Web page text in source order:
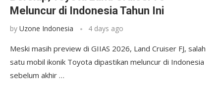
Meluncur di Indonesia Tahun Ini
by Uzone Indonesia 4 days ago
Meski masih preview di GIIAS 2026, Land Cruiser FJ, salah
satu mobil ikonik Toyota dipastikan meluncur di Indonesia
sebelum akhir …